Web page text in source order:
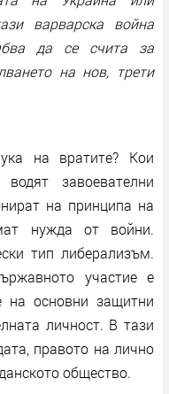
варварска война
да се счита за
на нов, трети
на вратите? Кои
завоевателни
на принципа на
нужда от войни.
тип либерализъм.
участие е
на основни защитни
личност. В тази
правото на лично
общество.